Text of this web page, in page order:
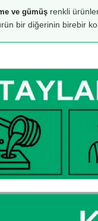
ve gümüş renkli
bir diğerinin birebir